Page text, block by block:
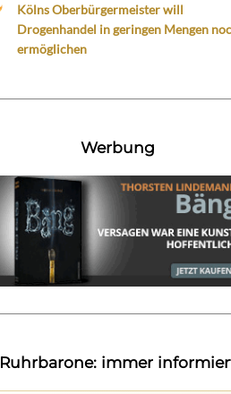
Kölns Oberbürgermeister will
Drogenhandel in geringen Mengen
ermöglichen
Werbung
Ruhrbarone: immer